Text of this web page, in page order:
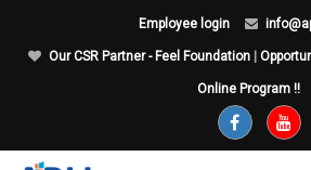
Employee login
Our CSR Partner - Feel Foundation
Online Program !!